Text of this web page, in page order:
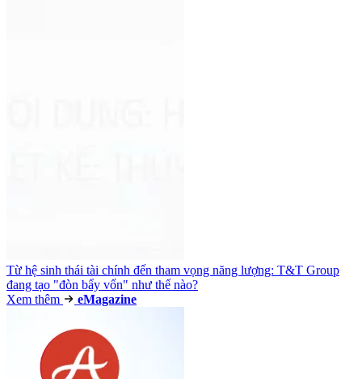
Từ hệ sinh thái tài chính đến tham vọng năng lượng: T&T Group
đang tạo "đòn bẩy vốn" như thế nào?
Xem thêm
eMagazine